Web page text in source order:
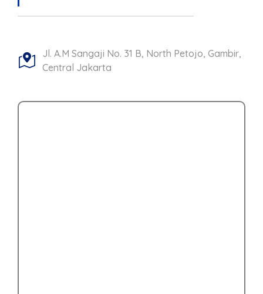
Jl. A.M Sangaji No. 31 B, North Petojo, Gambir,
Central Jakarta